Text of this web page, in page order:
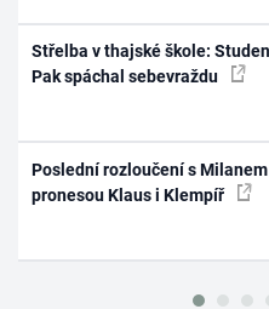
Střelba v thajské škole:
Pak spáchal sebevraždu
Poslední rozloučení s
pronesou Klaus i Klempíř